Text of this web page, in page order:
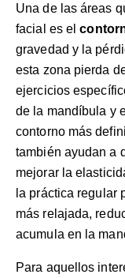
Una de las áreas
facial es el
gravedad y la
esta zona pierda
ejercicios
de la mandíbula y
contorno más
también ayudan a
mejorar la
la práctica regular
más relajada,
acumula en la
Para aquellos